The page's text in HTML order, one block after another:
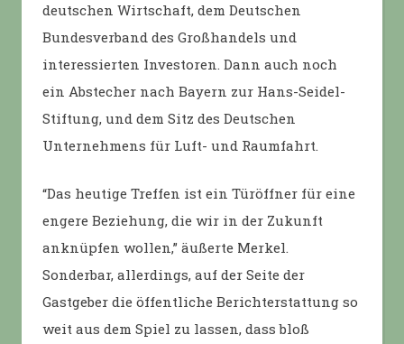
deutschen Wirtschaft, dem Deutschen
Bundesverband des Großhandels und
interessierten Investoren. Dann auch noch
ein Abstecher nach Bayern zur Hans-Seidel-
Stiftung, und dem Sitz des Deutschen
Unternehmens für Luft- und Raumfahrt.
“Das heutige Treffen ist ein Türöffner für eine
engere Beziehung, die wir in der Zukunft
anknüpfen wollen,” äußerte Merkel.
Sonderbar, allerdings, auf der Seite der
Gastgeber die öffentliche Berichterstattung so
weit aus dem Spiel zu lassen, dass bloß